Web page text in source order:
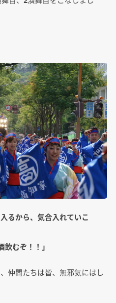
るから、気合入れていこ
むぞ！！」
仲間たちは皆、無邪気にはし